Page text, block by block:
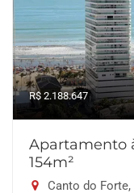
R$ 2.188.647
Apartamento
154m²
Canto do Forte,